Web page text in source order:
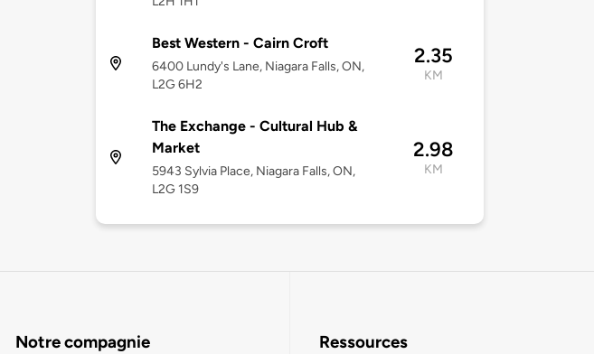
Best Western - Cairn Croft
6400 Lundy's Lane, Niagara Falls, ON,
L2G 6H2
2.35
KM
The Exchange - Cultural Hub &
Market
5943 Sylvia Place, Niagara Falls, ON,
L2G 1S9
2.98
KM
Notre compagnie Ressources